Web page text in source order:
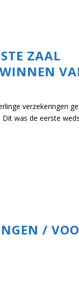
ZAAL
verzekeringen
was de eerste
/